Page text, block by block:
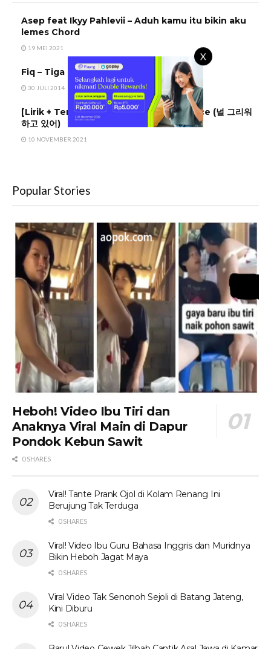
X
Asep feat Ikyy Pahlevii – Aduh kamu itu bikin aku
lemes Chord
19 MEI 2021
Fiq – Tiga Malam Tanpa Bintang Chord
30 JULI 2014
[Lirik + Terjemahan] Yang Da Il – Absence (널 그리워
하고 있어)
10 NOVEMBER 2021
Popular Stories
Heboh! Video Ibu Tiri dan
Anaknya Viral Main di Dapur
Pondok Kebun Sawit
0 SHARES
Viral! Tante Prank Ojol di Kolam Renang Ini
Berujung Tak Terduga
0 SHARES
Viral! Video Ibu Guru Bahasa Inggris dan Muridnya
Bikin Heboh Jagat Maya
0 SHARES
Viral Video Tak Senonoh Sejoli di Batang Jateng,
Kini Diburu
0 SHARES